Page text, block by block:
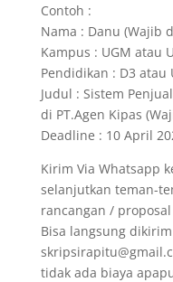
Contoh :
Nama : Danu (Wajib
Kampus : UGM atau
Pendidikan : D3
Judul : Sistem
di PT.Agen Kipas
Deadline : 10 April
Kirim Via Whatsapp
selanjutkan teman-
rancangan /
Bisa langsung
tidak ada biaya